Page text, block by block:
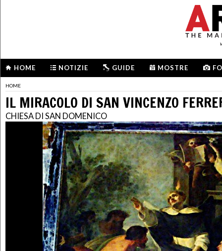
HOME NOTIZIE GUIDE MOSTRE
HOME
IL MIRACOLO DI SAN VINCENZO
CHIESA DI SAN DOMENICO